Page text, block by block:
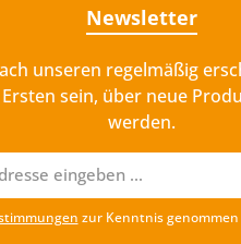
Newsletter
unseren regelmäßig
sein, über neue
werden.
Mail-
Adresse*
zur Kenntnis